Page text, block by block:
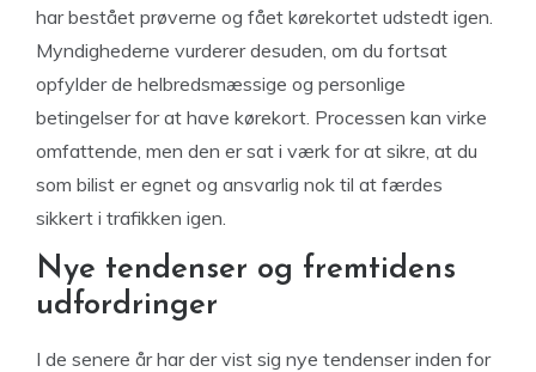
har bestået prøverne og fået kørekortet udstedt igen.
Myndighederne vurderer desuden, om du fortsat
opfylder de helbredsmæssige og personlige
betingelser for at have kørekort. Processen kan virke
omfattende, men den er sat i værk for at sikre, at du
som bilist er egnet og ansvarlig nok til at færdes
sikkert i trafikken igen.
Nye tendenser og fremtidens
udfordringer
I de senere år har der vist sig nye tendenser inden for